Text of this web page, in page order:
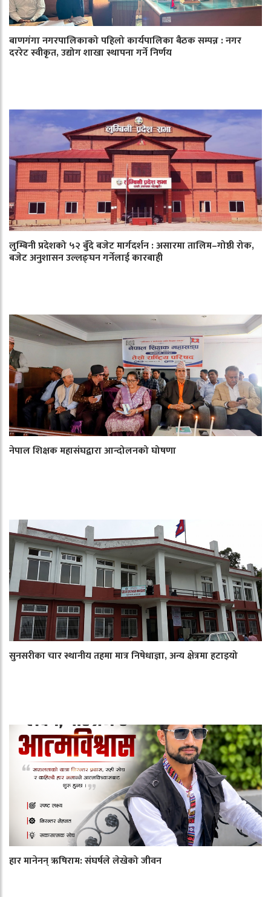
बाणगंगा नगरपालिकाको पहिलो कार्यपालिका बैठक सम्पन्न : नगर
दररेट स्वीकृत, उद्योग शाखा स्थापना गर्ने निर्णय
लुम्बिनी प्रदेशको ५२ बुँदे बजेट मार्गदर्शन : असारमा तालिम–गोष्ठी रोक,
बजेट अनुशासन उल्लङ्घन गर्नेलाई कारबाही
नेपाल शिक्षक महासंघद्वारा आन्दोलनको घोषणा
सुनसरीका चार स्थानीय तहमा मात्र निषेधाज्ञा, अन्य क्षेत्रमा हटाइयो
हार मानेनन् ऋषिराम: संघर्षले लेखेको जीवन